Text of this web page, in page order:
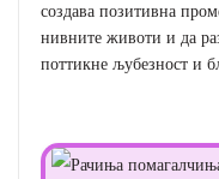
создава позитивна
нивните животи и да
поттикне љубезност и